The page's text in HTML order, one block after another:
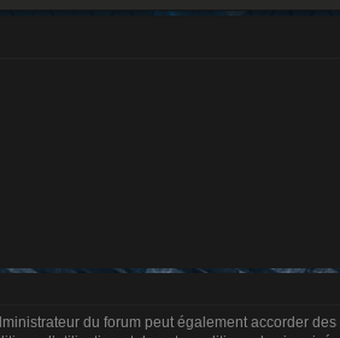
du forum peut également accorder des